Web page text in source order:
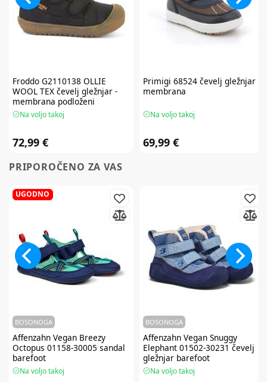
FroddoG2110138 OLLIE
WOOL TEX čevelj gležnjar -
membrana podloženi
Na voljo takoj
72,99 €
Primigi 68524 čevelj gležnjar -
membrana
Na voljo takoj
69,99 €
PRIPOROČENO ZA VAS
UGODNO
BOSONOGA
AffenzahnVegan Breezy
Octopus 01158-30005 sandal
barefoot
Na voljo takoj
BOSONOGA
AffenzahnVegan Snuggy
Elephant 01502-30231 čevelj
gležnjar barefoot
Na voljo takoj